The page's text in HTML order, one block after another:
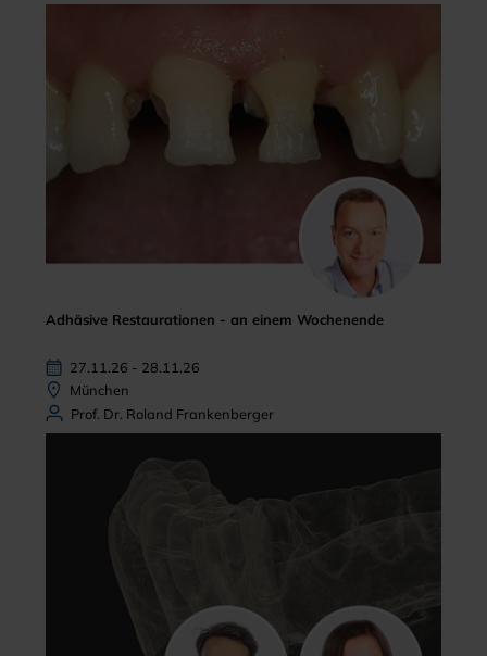
Adhäsive Restaurationen - an einem Wochenende
27.11.26 - 28.11.26
München
Prof. Dr. Roland Frankenberger